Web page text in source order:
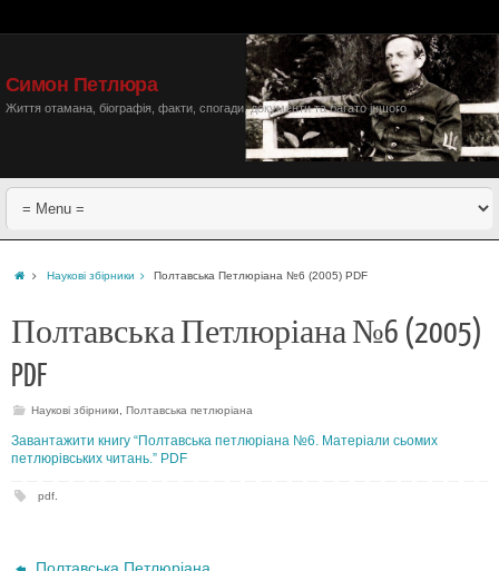
Симон Петлюра
Життя отамана, біографія, факти, спогади, документи та багато іншого
Наукові збірники Полтавська Петлюріана №6 (2005) PDF
Полтавська Петлюріана №6 (2005)
PDF
Наукові збірники ,Полтавська петлюріана
Завантажити книгу “Полтавська петлюріана №6. Матеріали сьомих
петлюрівських читань.” PDF
pdf
Полтавська Петлюріана